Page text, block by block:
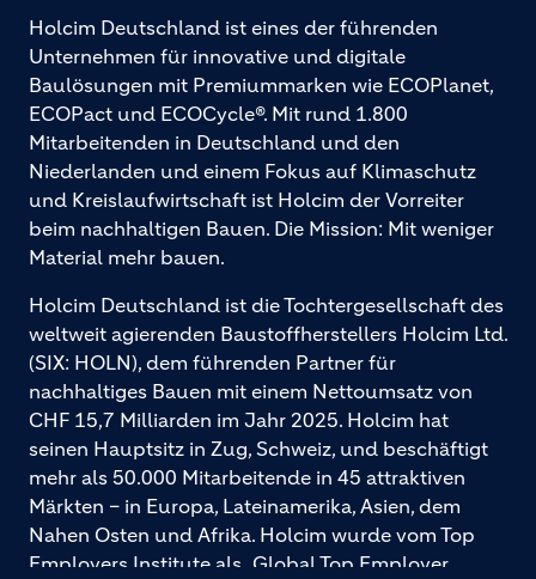
Holcim Deutschland ist eines der führenden
Unternehmen für innovative und digitale
Baulösungen mit Premiummarken wie ECOPlanet,
ECOPact und ECOCycle®. Mit rund 1.800
Mitarbeitenden in Deutschland und den
Niederlanden und einem Fokus auf Klimaschutz
und Kreislaufwirtschaft ist Holcim der Vorreiter
beim nachhaltigen Bauen. Die Mission: Mit weniger
Material mehr bauen.
Holcim Deutschland ist die Tochtergesellschaft des
weltweit agierenden Baustoffherstellers Holcim Ltd.
(SIX: HOLN), dem führenden Partner für
nachhaltiges Bauen mit einem Nettoumsatz von
CHF 15,7 Milliarden im Jahr 2025. Holcim hat
seinen Hauptsitz in Zug, Schweiz, und beschäftigt
mehr als 50.000 Mitarbeitende in 45 attraktiven
Märkten – in Europa, Lateinamerika, Asien, dem
Nahen Osten und Afrika. Holcim wurde vom Top
Employers Institute als „Global Top Employer